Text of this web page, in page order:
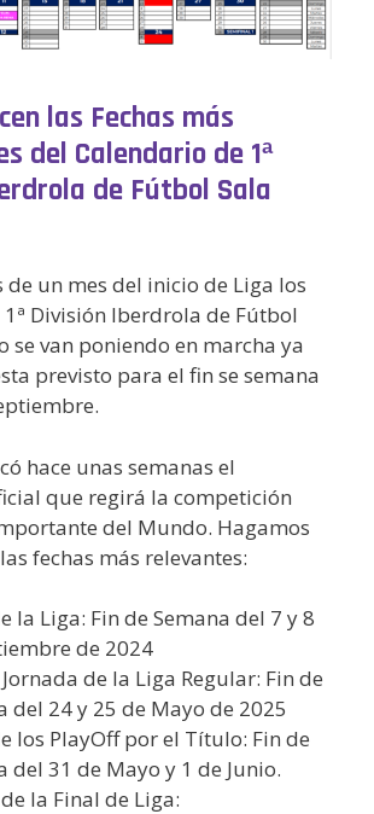
las Fechas más
del Calendario de 1ª
de Fútbol Sala
de un mes del inicio de Liga los
División Iberdrola de Fútbol
se van poniendo en marcha ya
previsto para el fin se semana
hace unas semanas el
que regirá la competición
del Mundo. Hagamos
fechas más relevantes:
la Liga: Fin de Semana del 7 y 8
de 2024
de la Liga Regular: Fin de
del 24 y 25 de Mayo de 2025
los PlayOff por el Título: Fin de
del 31 de Mayo y 1 de Junio.
la Final de Liga: